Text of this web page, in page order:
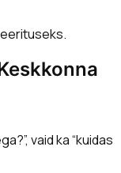
vaid ka “kuidas